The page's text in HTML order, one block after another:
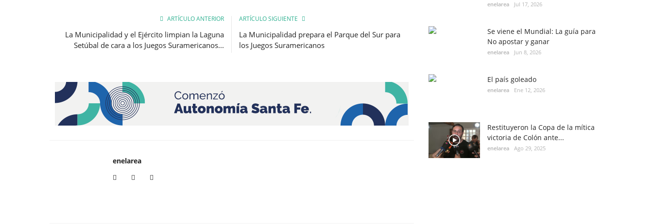
ARTÍCULO ANTERIOR
La Municipalidad y el Ejército limpian la Laguna
Setúbal de cara a los Juegos Suramericanos...
ARTÍCULO SIGUIENTE
La Municipalidad prepara el Parque del Sur para
los Juegos Suramericanos
enelarea
enelarea Jul 17, 2026
Se viene el Mundial: La guía para
No apostar y ganar
enelarea Jun 8, 2026
El país goleado
enelarea Ene 12, 2026
Restituyeron la Copa de la mítica
victoria de Colón ante...
enelarea Ago 29, 2025